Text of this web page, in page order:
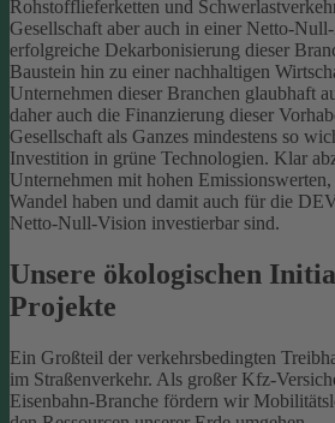
Rohstofflieferketten und
Gesellschaft aber auch in einer Netto-
erfolgreiche Dekarbonisierung dieser
Baustein hin zu einer nachhaltigen
Unternehmen dieser Branchen glaubhaft
daher auch die Finanzierung dieser
Gesellschaft als Ganzes mindestens so
Investition in grüne Technologien. Klar
Unternehmen mit hohen
Wandel haben und damit auch für die
Netto-Null-Vision investierbar sind.
Unsere ökologischen
Projekte
Ein Großteil der verkehrsbedingten
im Straßenverkehr. Als großer Kfz-
Eisenbahn-Branche fördern wir